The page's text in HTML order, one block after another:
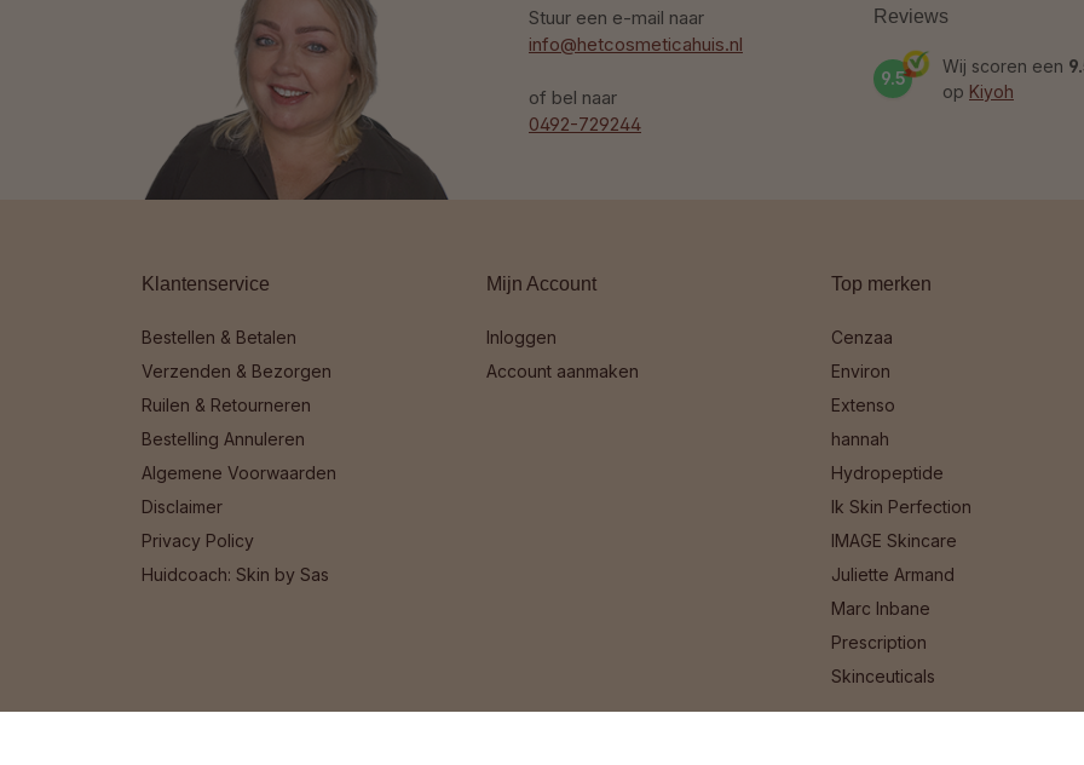
Stuur een e-mail naar
info@hetcosmeticahuis.nl
of bel naar
0492-729244
Reviews
9.5
Wij scoren een
op Kiyoh
Klantenservice
Bestellen & Betalen
Verzenden & Bezorgen
Ruilen & Retourneren
Bestelling Annuleren
Algemene Voorwaarden
Disclaimer
Privacy Policy
Huidcoach: Skin by Sas
Mijn Account
Inloggen
Account aanmaken
Top merken
Cenzaa
Environ
Extenso
hannah
Hydropeptide
Ik Skin Perfection
IMAGE Skincare
Juliette Armand
Marc Inbane
Prescription
Skinceuticals